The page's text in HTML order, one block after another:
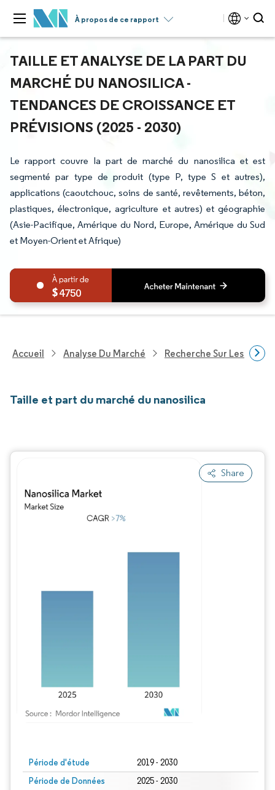
À propos de ce rapport
TAILLE ET ANALYSE DE LA PART DU
MARCHÉ DU NANOSILICA -
TENDANCES DE CROISSANCE ET
PRÉVISIONS (2025 - 2030)
Le rapport couvre la part de marché du nanosilica et est
segmenté par type de produit (type P, type S et autres),
applications (caoutchouc, soins de santé, revêtements, béton,
plastiques, électronique, agriculture et autres) et géographie
(Asie-Pacifique, Amérique du Nord, Europe, Amérique du Sud
et Moyen-Orient et Afrique)
4750
Accueil Analyse Du Marché Recherche Sur Les
Taille et part du marché du nanosilica
Share
Période d'étude 2019 - 2030
Période de Données
2025 - 2030